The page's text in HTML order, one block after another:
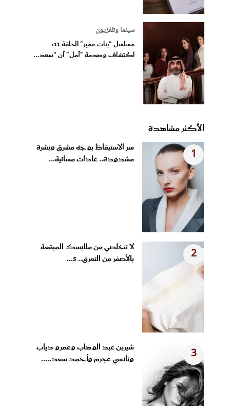
سينما وتلفزيون
مسلسل "بنات عمير" الحلقة 11:
اكتشاف وصدمة "أمل" أن "سعد...
الأكثر مشاهدة
1
سر الاستيقاظ بوجه مشرق وبشرة
مشدودة.. عادات مسائية...
2
لا تتخلصي من ملابسك المبقعة
بالأصفر من التعرق.. 5...
3
شيرين عبد الوهاب وعمرو دياب
ونانسي عجرم وأحمد سعد.....